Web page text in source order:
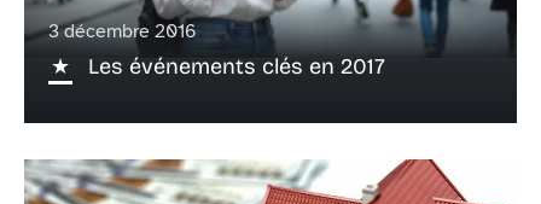
3 décembre 2016
Les événements clés en 2017